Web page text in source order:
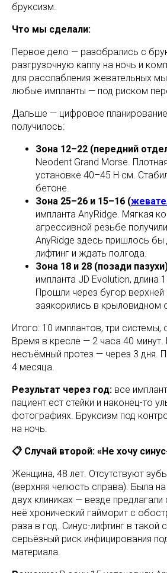
бруксизм.
Что мы сделали:
Первое дело — разобрались с
разгрузочную каппу на ночь и
для расслабления жевательных
любые импланты — под риском
Дальше — цифровое
получилось:
Зона 12–22 (передний
Neodent Grand Morse.
установке 40–45 Н·см.
бетоне.
Зона 25–26 и 15–16 (
импланта AnyRidge. Мягкая
агрессивной резьбе
AnyRidge здесь пришлось бы
лифтинг и ждать полгода.
Зона 18 и 28 (позади
импланта JD Evolution, длина
Прошли через бугор верхней
заякорились в крыловидном
Итого: 10 имплантов, три системы,
Время в кресле — 2 часа 40
несъёмный протез — через 3 дня.
4 месяца.
Результат через год: все
пациент ест стейки и наконец-то
фотографиях. Бруксизм под
на ночь.
📋 Случай второй: «Не хочу
Женщина, 48 лет. Отсутствуют
(верхняя челюсть справа). Была на
двух клиниках — везде предлагали
неё хронический гайморит с
раза в год. Синус-лифтинг в такой
серьёзный риск инфицирования
материала.